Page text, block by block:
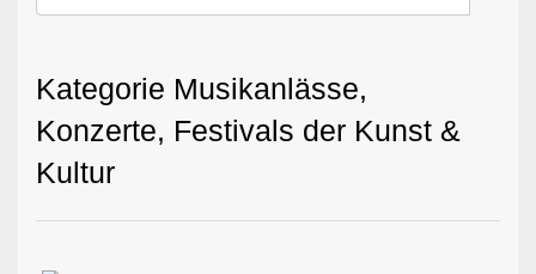
Kategorie Musikanlässe,
Konzerte, Festivals der Kunst &
Kultur